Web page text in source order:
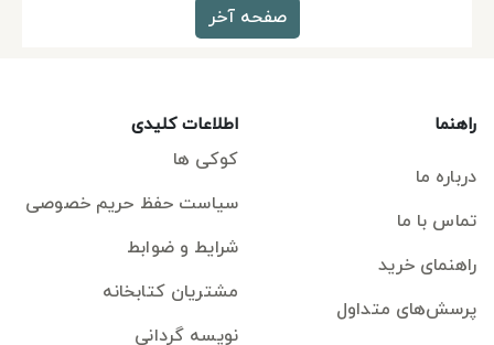
صفحه آخر
راهنما
درباره ما
تماس با ما
راهنمای خرید
پرسش‌های متداول
اطلاعات کلیدی
کوکی ها
سیاست حفظ حریم خصوصی
شرایط و ضوابط
مشتریان کتابخانه
نویسه گردانی